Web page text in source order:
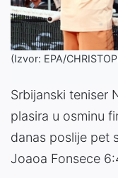
(Izvor: EPA/
Srbijanski teniser
plasira u osminu
danas poslije pet
Joaoa Fonsece